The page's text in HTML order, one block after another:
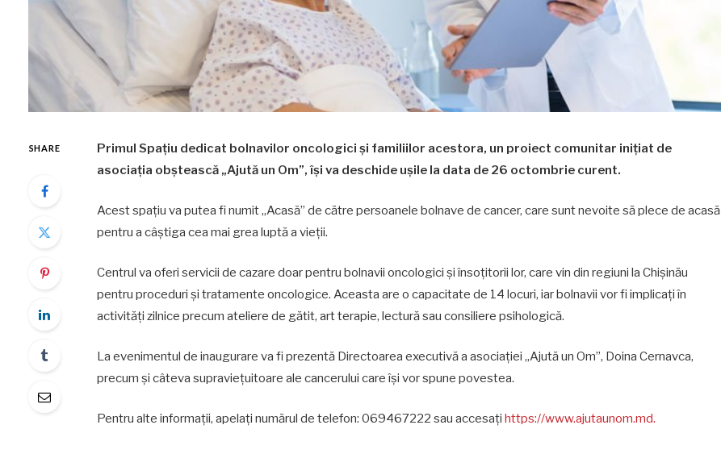
SHARE
Primul Spațiu dedicat bolnavilor oncologici și familiilor acestora, un proiect comunitar inițiat de
asociația obștească „Ajută un Om”, își va deschide ușile la data de 26 octombrie curent.
Acest spațiu va putea fi numit „Acasă” de către persoanele bolnave de cancer, care sunt nevoite să plece de acasă
pentru a câștiga cea mai grea luptă a vieții.
Centrul va oferi servicii de cazare doar pentru bolnavii oncologici și însoțitorii lor, care vin din regiuni la Chișinău
pentru proceduri și tratamente oncologice. Aceasta are o capacitate de 14 locuri, iar bolnavii vor fi implicați în
activități zilnice precum ateliere de gătit, art terapie, lectură sau consiliere psihologică.
La evenimentul de inaugurare va fi prezentă Directoarea executivă a asociației „Ajută un Om”, Doina Cernavca,
precum și câteva supraviețuitoare ale cancerului care își vor spune povestea.
Pentru alte informații, apelați numărul de telefon: 069467222 sau accesați https://www.ajutaunom.md.